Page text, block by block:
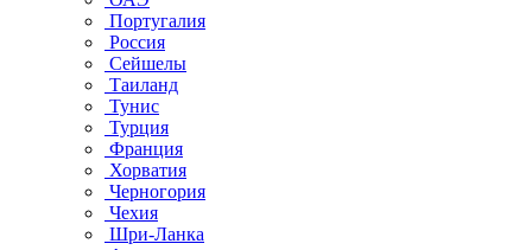
Португалия
Россия
Сейшелы
Таиланд
Тунис
Турция
Франция
Хорватия
Черногория
Чехия
Шри-Ланка